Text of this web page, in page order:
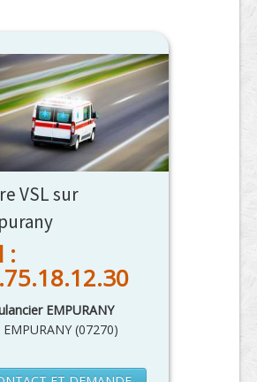
VSL sur
:
EMPURANY
EMPURANY (07270)